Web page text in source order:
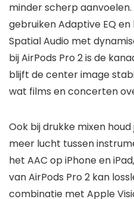
minder scherp
gebruiken Adaptive EQ
Spatial Audio met
bij AirPods Pro 2 is de
blijft de center image
wat films en concerten
Ook bij drukke mixen
meer lucht tussen
het AAC op iPhone en
van AirPods Pro 2 kan
combinatie met Apple